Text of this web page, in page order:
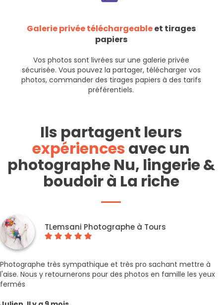
Galerie privée téléchargeableet tirages
papiers
Vos photos sont livrées sur une galerie privée
sécurisée. Vous pouvez la partager, télécharger vos
photos, commander des tirages papiers à des tarifs
préférentiels.
Ils partagent leurs
expériencesavec un
photographe Nu, lingerie &
boudoir à La riche
TLemsani Photographe à Tours
Photographe très sympathique et très pro sachant mettre à
l'aise. Nous y retournerons pour des photos en famille les yeux
fermés